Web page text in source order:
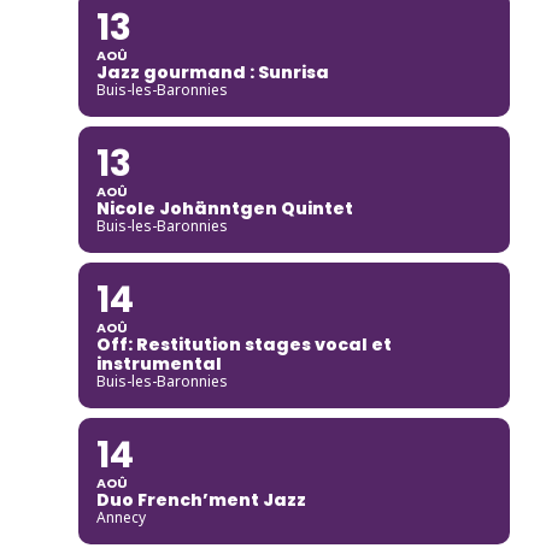
13
AOÛ
Jazz gourmand : Sunrisa
Buis-les-Baronnies
13
AOÛ
Nicole Johänntgen Quintet
Buis-les-Baronnies
14
AOÛ
Off: Restitution stages vocal et
instrumental
Buis-les-Baronnies
14
AOÛ
Duo French’ment Jazz
Annecy